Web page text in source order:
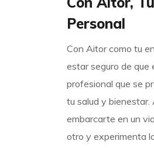
Personal
Con Aitor como tu
estar seguro de que
profesional que se
tu salud y bienestar.
embarcarte en un
otro y experimenta